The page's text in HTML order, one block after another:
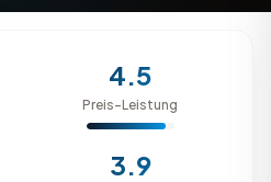
4.5
Preis-Leistung
3.9